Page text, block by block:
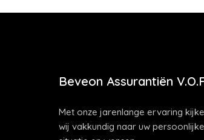
Beveon Assurantiën
Met onze jarenlange ervaring
wij vakkundig naar uw persoonlijke